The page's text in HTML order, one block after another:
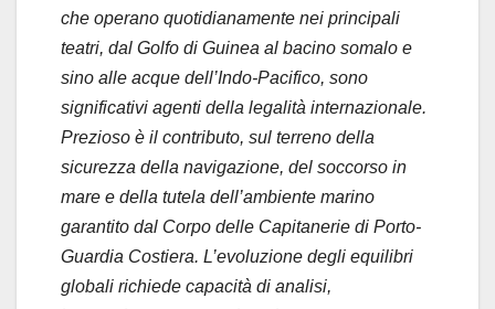
che operano quotidianamente nei principali
teatri, dal Golfo di Guinea al bacino somalo e
sino alle acque dell’Indo-Pacifico, sono
significativi agenti della legalità internazionale.
Prezioso è il contributo, sul terreno della
sicurezza della navigazione, del soccorso in
mare e della tutela dell’ambiente marino
garantito dal Corpo delle Capitanerie di Porto-
Guardia Costiera. L’evoluzione degli equilibri
globali richiede capacità di analisi,